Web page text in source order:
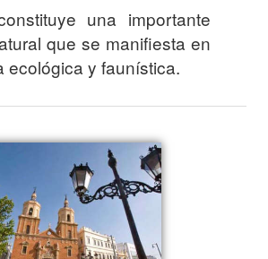
una importante
que se manifiesta en
ecológica y faunística.